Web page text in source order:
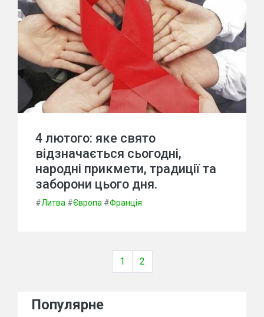
4 лютого: яке свято
відзначається сьогодні,
народні прикмети, традиції та
заборони цього дня.
#Литва #Європа #Франція
1 2
Популярне